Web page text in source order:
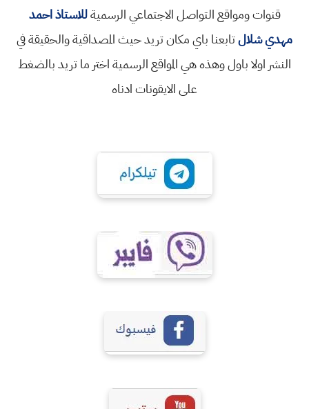
قنوات ومواقع التواصل الاجتماعي الرسميةللاستاذ احمد
مهدي شلالتابعنا باي مكان تريد حيث المصداقية والحقيقة في
النشر اولا باول وهذه هي المواقع الرسمية اختر ما تريد بالضغط
على الايقونات ادناه